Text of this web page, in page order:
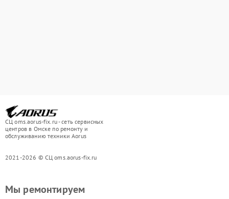
СЦ oms.aorus-fix.ru - сеть сервисных
центров в Омске по ремонту и
обслуживанию техники Aorus
2021-2026 © СЦ oms.aorus-fix.ru
Мы ремонтируем